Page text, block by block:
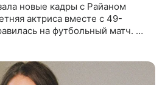
новые кадры с Райаном
актриса вместе с 49-
на футбольный матч. На